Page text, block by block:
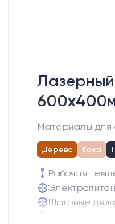
Материалы для
Дерево Кожа
Рабочая
Шаговые